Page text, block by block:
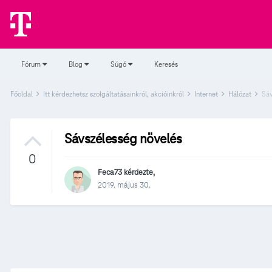
Fórum Blog Súgó Keresés
Főoldal Itt kérdezhetsz szolgáltatásainkról, akcióinkról Internet Hálózat
0
Sávszélesség növelés
Feca73 kérdezte,
2019. május 30.